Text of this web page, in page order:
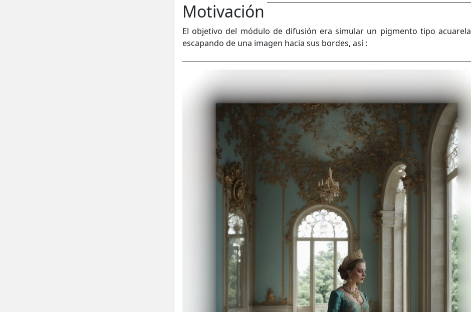
Motivación
El objetivo del módulo de difusión era simular un pigmento tipo acuarela
escapando de una imagen hacia sus bordes, así :